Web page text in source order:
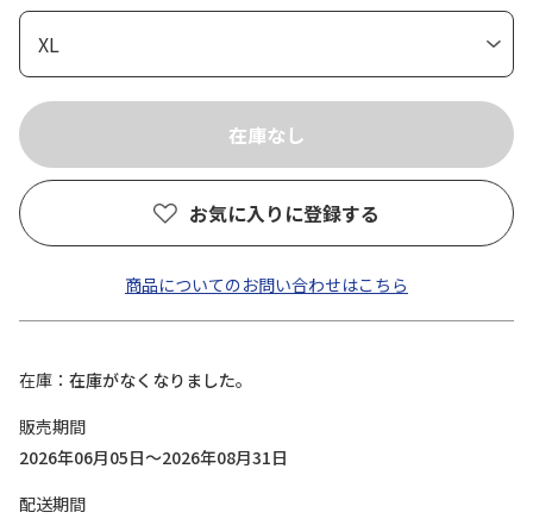
お気に入りに登録する
商品についてのお問い合わせはこちら
在庫
在庫がなくなりました。
販売期間
2026年06月05日～2026年08月31日
配送期間